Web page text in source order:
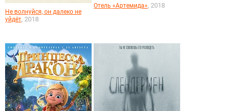
Не волнуйся, он далеко не
уйдёт, 2018
Отель «Артемида», 2018